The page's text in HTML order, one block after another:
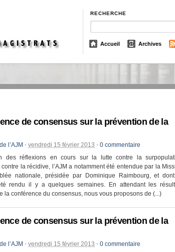
RECHERCHE
Accueil Archives
de consensus sur la prévention de la
l’AJM ⋅ vendredi 15 février 2013 ⋅ 0 commentaire
des réflexions en cours sur la lutte contre la
la récidive, l’AJM a notamment été entendue par la
nationale, présidée par Dominique Raimbourg, et
rendu il y a quelques semaines. En attendant les
la conférence du consensus, nous vous proposons de (...)
de consensus sur la prévention de la
l’AJM ⋅ vendredi 15 février 2013 ⋅ 0 commentaire